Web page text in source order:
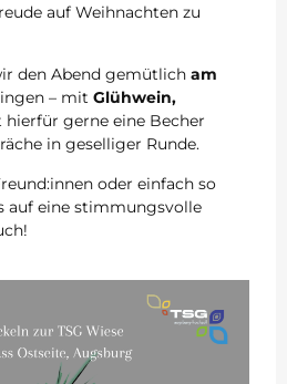
auf Weihnachten zu
den Abend gemütlich am
– mit Glühwein,
gerne eine Becher
in geselliger Runde.
oder einfach so
auf eine stimmungsvolle